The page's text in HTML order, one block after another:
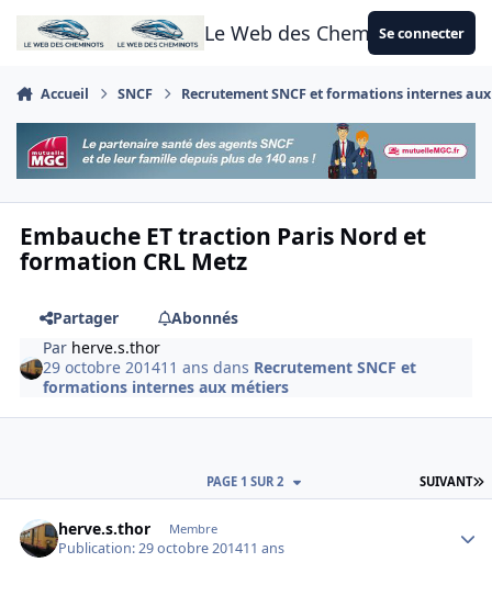
Aller au contenu
Le Web des CheminotsSe connecter
Accueil SNCF Recrutement SNCF et formations internes
Embauche ET traction Paris Nord et
formation CRL Metz
Partager
Abonnés
Par herve.s.thor
29 octobre 201411 ans dans Recrutement SNCF et
formations internes aux métiers
SUIVANT
PAGE 1 SUR 2
herve.s.thor Membre
Publication:29 octobre 201411 ans